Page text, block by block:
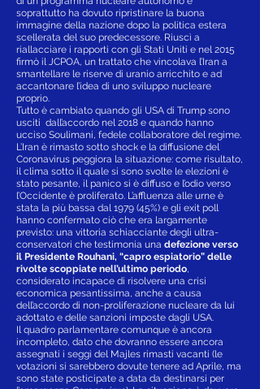
soprattutto ha dovuto ripristinare la buona
immagine della nazione dopo la politica estera
scellerata del suo predecessore. Riuscì a
riallacciare i rapporti con gli Stati Uniti e nel 2015
firmò il JCPOA, un trattato che vincolava l’Iran a
smantellare le riserve di uranio arricchito e ad
accantonare l’idea di uno sviluppo nucleare
proprio.
Tutto è cambiato quando gli USA di Trump sono
usciti dall’accordo nel 2018 e quando hanno
ucciso Soulimani, fedele collaboratore del regime.
L’Iran è rimasto sotto shock e la diffusione del
Coronavirus peggiora la situazione: come risultato,
il clima sotto il quale si sono svolte le elezioni è
stato pesante, il panico si è diffuso e l’odio verso
l’Occidente è proliferato. L’affluenza alle urne è
stata la più bassa dal 1979 (45%) e gli exit poll
hanno confermato ciò che era largamente
previsto: una vittoria schiacciante degli ultra-
conservatori che testimonia una defezione verso
il Presidente Rouhani, “capro espiatorio” delle
rivolte scoppiate nell’ultimo periodo,
considerato incapace di risolvere una crisi
economica pesantissima, anche a causa
dell’accordo di non-proliferazione nucleare da lui
adottato e delle sanzioni imposte dagli USA.
Il quadro parlamentare comunque è ancora
incompleto, dato che dovranno essere ancora
assegnati i seggi del Majles rimasti vacanti (le
votazioni si sarebbero dovute tenere ad Aprile, ma
sono state posticipate a data da destinarsi per